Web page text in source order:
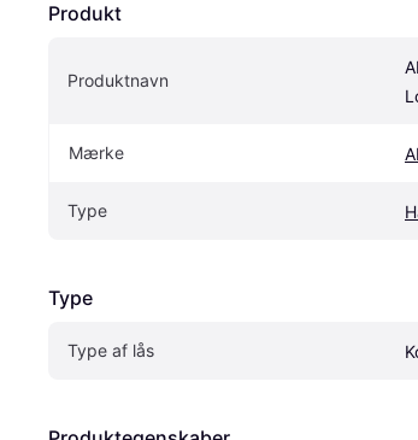
Produkt
Produktnavn
Mærke
Type
Type
Type af lås